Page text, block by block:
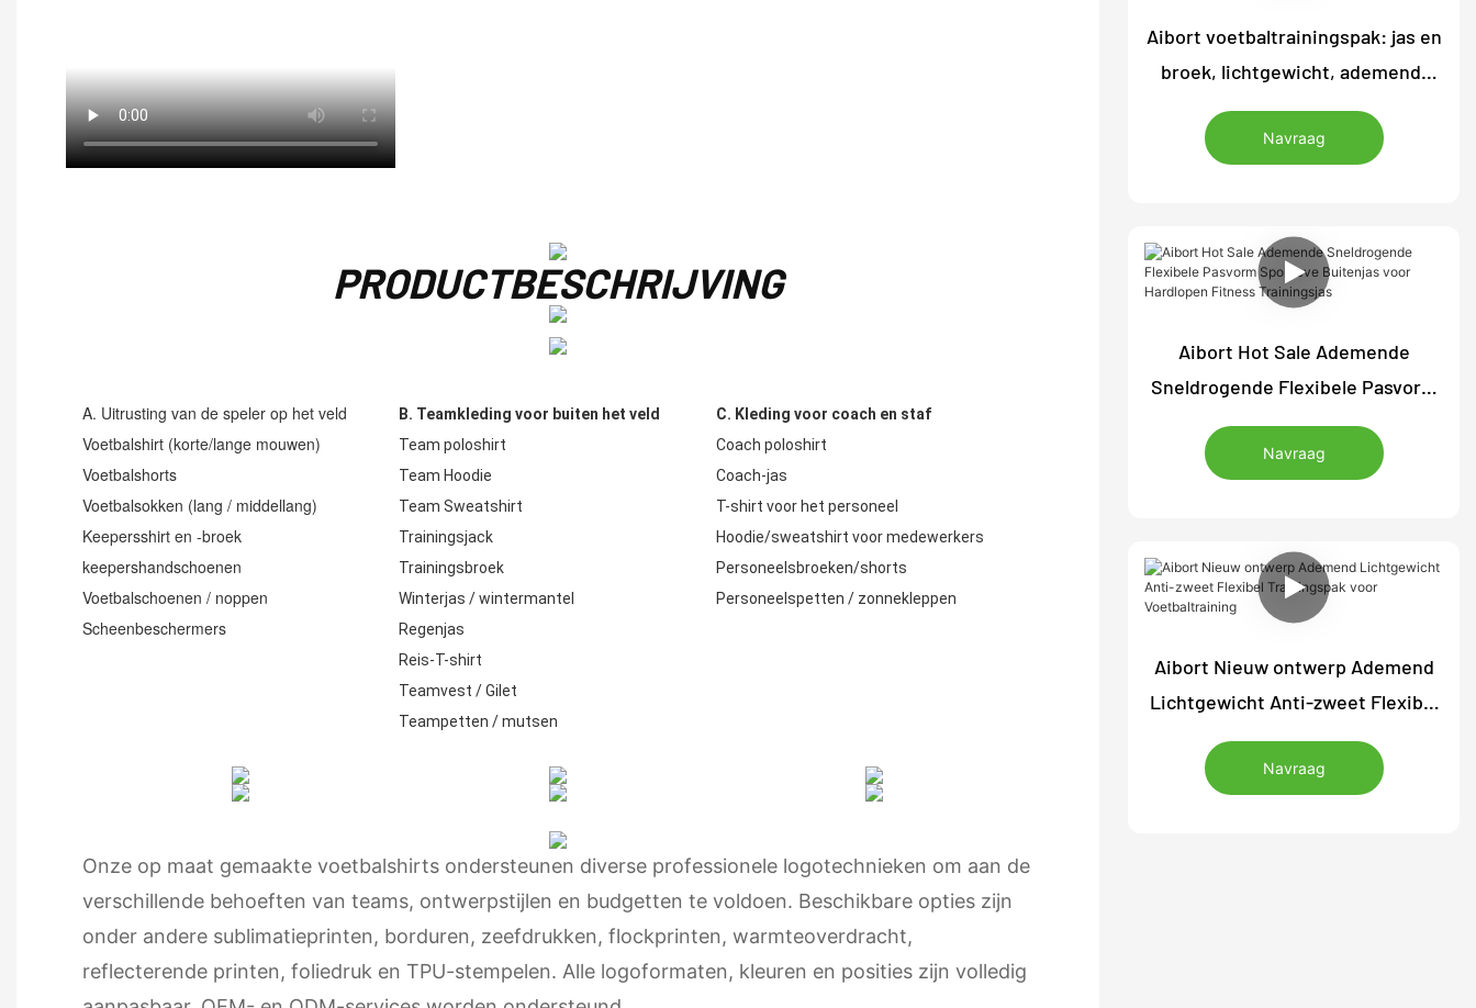
PRODUCTBESCHRIJVING
A. Uitrusting van de speler op het veld
Voetbalshirt (korte/lange mouwen)
Voetbalshorts
Voetbalsokken (lang / middellang)
Keepersshirt en -broek
keepershandschoenen
Voetbalschoenen / noppen
Scheenbeschermers
B. Teamkleding voor buiten het veld
Team poloshirt
Team Hoodie
Team Sweatshirt
Trainingsjack
Trainingsbroek
Winterjas / wintermantel
Regenjas
Reis-T-shirt
Teamvest / Gilet
Teampetten / mutsen
C. Kleding voor coach en staf
Coach poloshirt
Coach-jas
T-shirt voor het personeel
Hoodie/sweatshirt voor medewerkers
Personeelsbroeken/shorts
Personeelspetten / zonnekleppen
Onze op maat gemaakte voetbalshirts ondersteunen diverse professionele logotechnieken om aan de
verschillende behoeften van teams, ontwerpstijlen en budgetten te voldoen. Beschikbare opties zijn
onder andere sublimatieprinten, borduren, zeefdrukken, flockprinten, warmteoverdracht,
reflecterende printen, foliedruk en TPU-stempelen. Alle logoformaten, kleuren en posities zijn volledig
Aibort voetbaltrainingspak: jas en
broek, lichtgewicht, ademend,
sportief trainingspak,
comfortabele jas en broek.
Navraag
Aibort Hot Sale Ademende
Sneldrogende Flexibele Pasvorm
Sportieve Buitenjas voor
Hardlopen Fitness Trainingsjas
Navraag
Aibort Nieuw ontwerp Ademend
Lichtgewicht Anti-zweet Flexibel
Trainingspak voor Voetbaltraining
Navraag